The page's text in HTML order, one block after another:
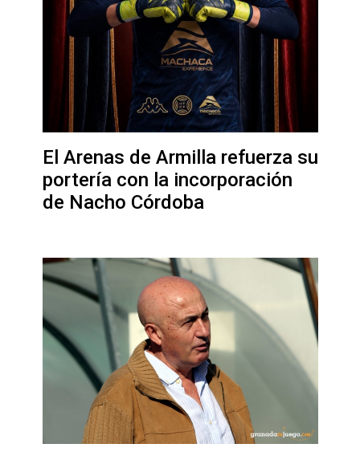
El Arenas de Armilla refuerza su
portería con la incorporación
de Nacho Córdoba